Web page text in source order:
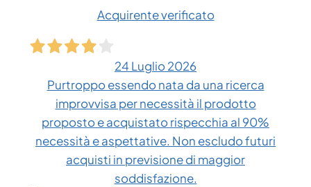
Acquirente verificato
24 Luglio 2026
Purtroppo essendo nata da una ricerca
improvvisa per necessità il prodotto
proposto e acquistato rispecchia al 90%
necessità e aspettative. Non escludo futuri
acquisti in previsione di maggior
soddisfazione.